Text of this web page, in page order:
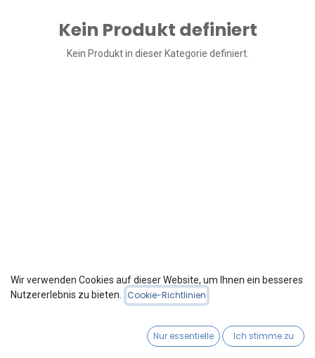
Kein Produkt definiert
Kein Produkt in dieser Kategorie definiert.
Wir verwenden Cookies auf dieser Website, um Ihnen ein besseres
Nutzererlebnis zu bieten.
Cookie-Richtlinien
Nur essentielle Ich stimme zu